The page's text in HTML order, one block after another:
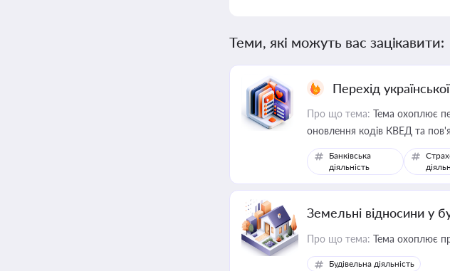
Теми, які можуть вас зацікавити:
Перехід
Про що тема: Тема охоплює
оновлення кодів КВЕД та
Банківська
діяльність
Земельні відносини у
Про що тема: Тема охоплює
Будівельна діяльність